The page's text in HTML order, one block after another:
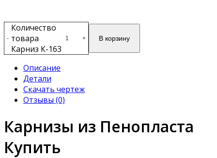
-
Количество
товара
Карниз К-163
+ В корзину
Описание
Детали
Скачать чертеж
Отзывы (0)
Карнизы из Пенопласта
Купить